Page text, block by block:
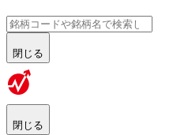
閉じる
閉じる